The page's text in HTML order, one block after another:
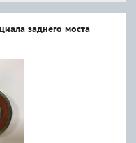
заднего моста